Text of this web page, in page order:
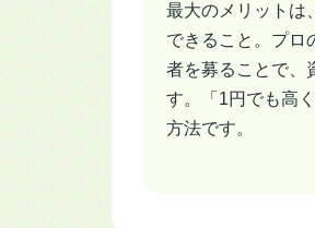
最大のメリットは
できること。プロ
者を募ることで、
す。「1円でも高
方法です。